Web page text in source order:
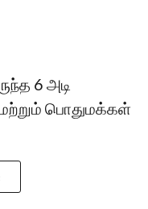
6 அடி
பொதுமக்கள்